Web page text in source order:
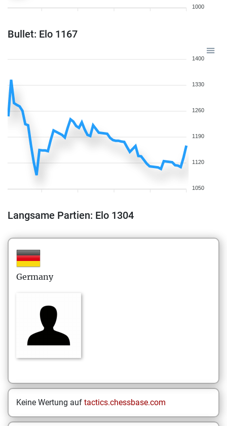
1000
Bullet: Elo 1167
1400
1330
1260
1190
1120
1050
Langsame Partien: Elo 1304
Germany
Keine Wertung auf tactics.chessbase.com